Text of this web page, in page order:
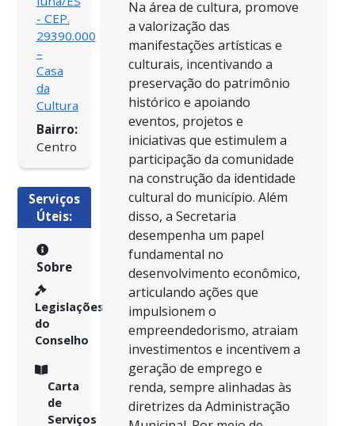
- CEP.
29390.000
–
Casa
da
Cultura
Bairro:
Centro
Serviços
Úteis:
Sobre
Legislações
do
Conselho
Carta
de
Serviços
Na área de cultura, promove
a valorização das
manifestações artísticas e
culturais, incentivando a
preservação do patrimônio
histórico e apoiando
eventos, projetos e
iniciativas que estimulem a
participação da comunidade
na construção da identidade
cultural do município. Além
disso, a Secretaria
desempenha um papel
fundamental no
desenvolvimento econômico,
articulando ações que
impulsionem o
empreendedorismo, atraiam
investimentos e incentivem a
geração de emprego e
renda, sempre alinhadas às
diretrizes da Administração